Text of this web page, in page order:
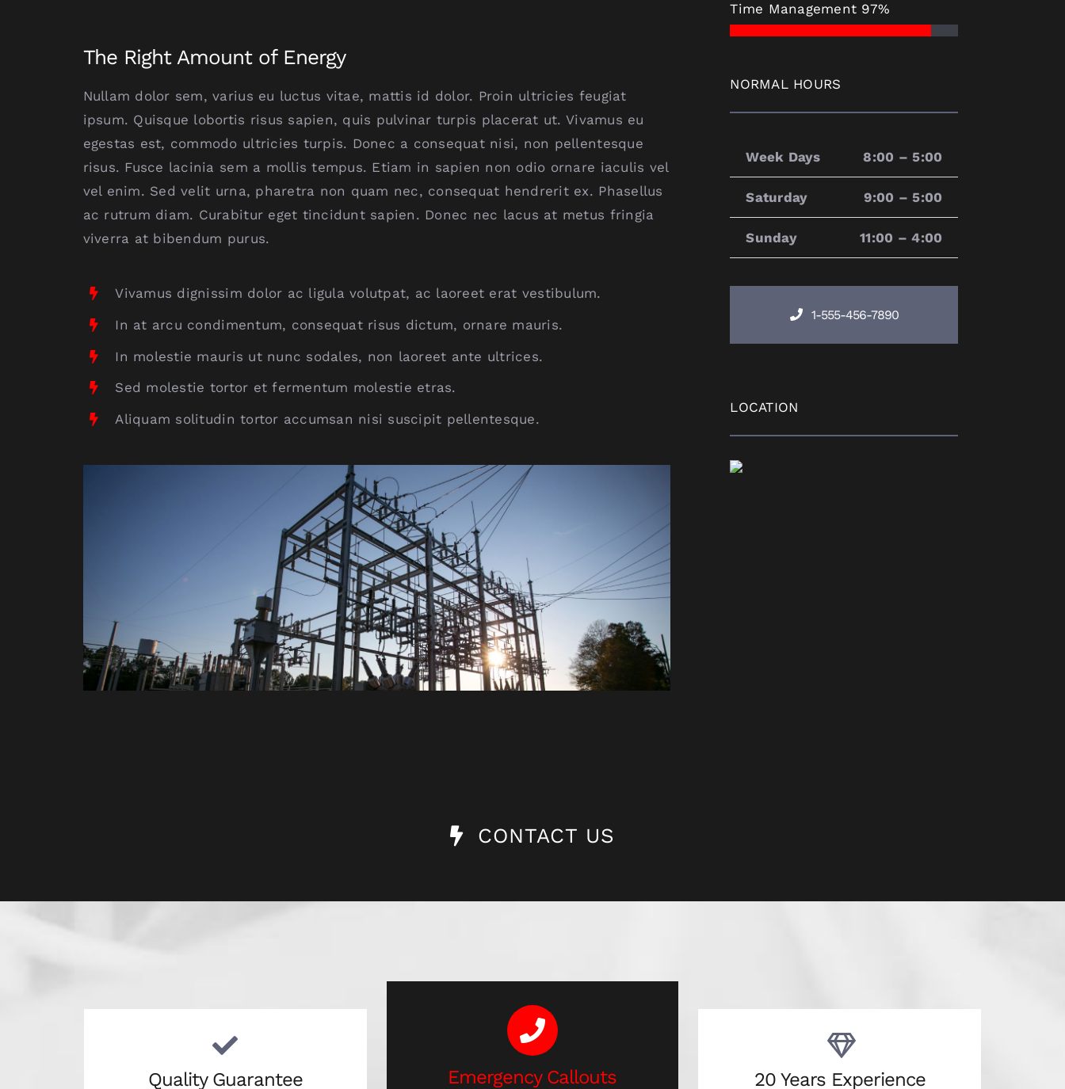
The Right Amount of Energy
Nullam dolor sem, varius eu luctus vitae, mattis id dolor. Proin ultricies feugiat
ipsum. Quisque lobortis risus sapien, quis pulvinar turpis placerat ut. Vivamus eu
egestas est, commodo ultricies turpis. Donec a consequat nisi, non pellentesque
risus. Fusce lacinia sem a mollis tempus. Etiam in sapien non odio ornare iaculis vel
vel enim. Sed velit urna, pharetra non quam nec, consequat hendrerit ex. Phasellus
ac rutrum diam. Curabitur eget tincidunt sapien. Donec nec lacus at metus fringia
viverra at bibendum purus.
Vivamus dignissim dolor ac ligula volutpat, ac laoreet erat vestibulum.
In at arcu condimentum, consequat risus dictum, ornare mauris.
In molestie mauris ut nunc sodales, non laoreet ante ultrices.
Sed molestie tortor et fermentum molestie etras.
Aliquam solitudin tortor accumsan nisi suscipit pellentesque.
Time Management 97%
NORMAL HOURS
Week Days 8:00 – 5:00
Saturday 9:00 – 5:00
Sunday 11:00 – 4:00
1-555-456-7890
LOCATION
CONTACT US
Quality Guarantee Emergency Callouts 20 Years Experience